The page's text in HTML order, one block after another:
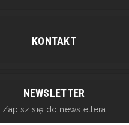
KONTAKT
NEWSLETTER
Zapisz się do newslettera